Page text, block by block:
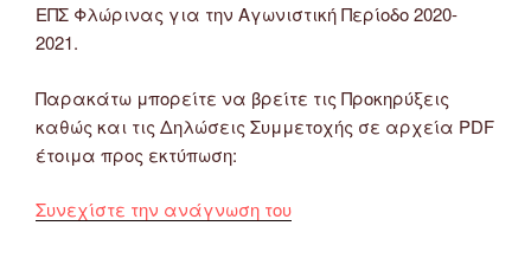
ΕΠΣ Φλώρινας για την Αγωνιστική Περίοδο 2020-
2021.
Παρακάτω μπορείτε να βρείτε τις Προκηρύξεις
καθώς και τις Δηλώσεις Συμμετοχής σε αρχεία PDF
έτοιμα προς εκτύπωση:
Συνεχίστε την ανάγνωση του“Προκήρυξη